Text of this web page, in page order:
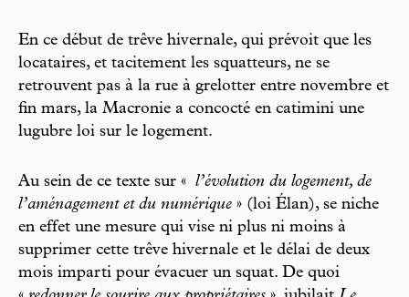
En ce début de trêve hivernale, qui prévoit que les
locataires, et tacitement les squatteurs, ne se
retrouvent pas à la rue à grelotter entre novembre et
fin mars, la Macronie a concocté en catimini une
lugubre loi sur le logement.
Au sein de ce texte sur « l’évolution du logement, de
l’aménagement et du numérique » (loi Élan), se niche
en effet une mesure qui vise ni plus ni moins à
supprimer cette trêve hivernale et le délai de deux
mois imparti pour évacuer un squat. De quoi